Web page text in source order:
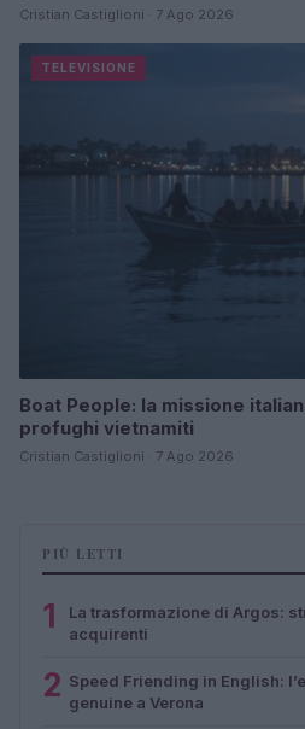
Cristian Castiglioni · 7 Ago 2026
TELEVISIONE
Boat People: la missione
profughi vietnamiti
Cristian Castiglioni · 7 Ago 2026
PIÙ LETTI
1
La trasformazione di Argos:
acquirenti
2 Speed Friending in English:
genuine a Verona